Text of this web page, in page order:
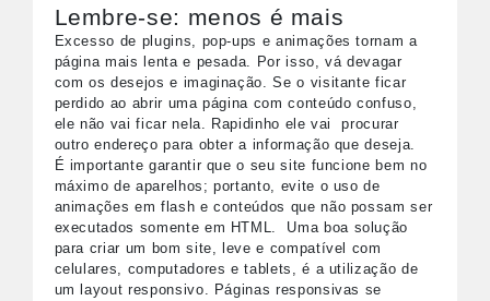
Lembre-se: menos é mais
Excesso de plugins, pop-ups e animações tornam a
página mais lenta e pesada. Por isso, vá devagar
com os desejos e imaginação. Se o visitante ficar
perdido ao abrir uma página com conteúdo confuso,
ele não vai ficar nela. Rapidinho ele vai procurar
outro endereço para obter a informação que deseja.
É importante garantir que o seu site funcione bem no
máximo de aparelhos; portanto, evite o uso de
animações em flash e conteúdos que não possam ser
executados somente em HTML. Uma boa solução
para criar um bom site, leve e compatível com
celulares, computadores e tablets, é a utilização de
um layout responsivo. Páginas responsivas se